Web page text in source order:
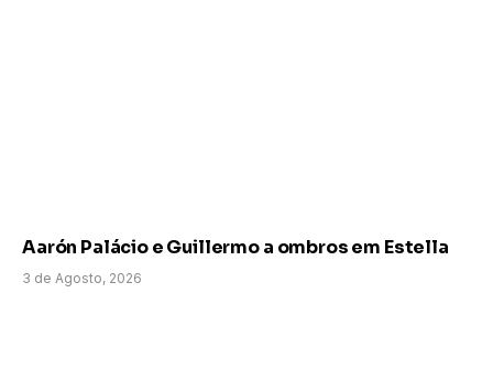
Aarón Palácio e Guillermo a ombros em Estella
3 de Agosto, 2026